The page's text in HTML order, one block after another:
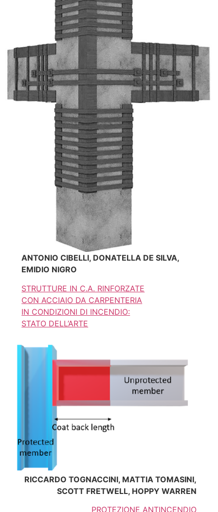
ANTONIO CIBELLI, DONATELLA DE SILVA,
EMIDIO NIGRO
STRUTTURE IN C.A. RINFORZATE
CON ACCIAIO DA CARPENTERIA
IN CONDIZIONI DI INCENDIO:
STATO DELL’ARTE
RICCARDO TOGNACCINI, MATTIA TOMASINI,
SCOTT FRETWELL, HOPPY WARREN
PROTEZIONE ANTINCENDIO